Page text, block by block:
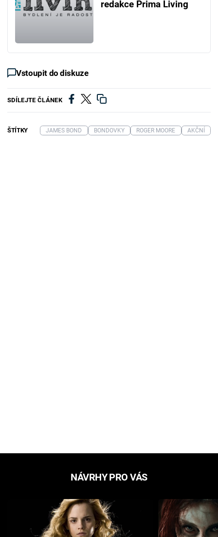
redakce Prima Living
Vstoupit do diskuze
SDÍLEJTE ČLÁNEK
ŠTÍTKY JAMES BOND BONDOVKY ROGER MOORE AKČNÍ
NÁVRHY PRO VÁS